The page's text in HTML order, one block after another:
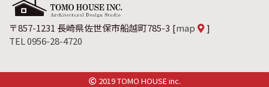
〒857-1231 長崎県佐世保市船越町785-3 [map
]
TEL 0956-28-4720
2019 TOMO HOUSE inc.